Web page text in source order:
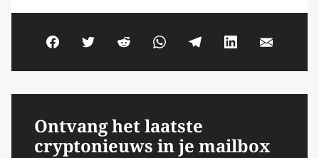
Ontvang het laatste
cryptonieuws in je mailbox